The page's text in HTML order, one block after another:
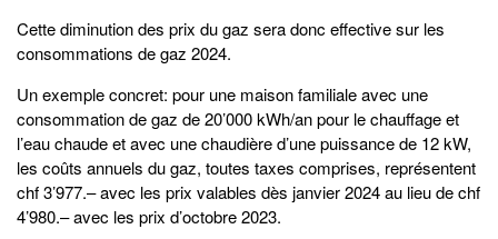
Cette diminution des prix du gaz sera donc effective sur les
consommations de gaz 2024.
Un exemple concret: pour une maison familiale avec une
consommation de gaz de 20’000 kWh/an pour le chauffage et
l’eau chaude et avec une chaudière d’une puissance de 12 kW,
les coûts annuels du gaz, toutes taxes comprises, représentent
chf 3’977.– avec les prix valables dès janvier 2024 au lieu de chf
4’980.– avec les prix d’octobre 2023.